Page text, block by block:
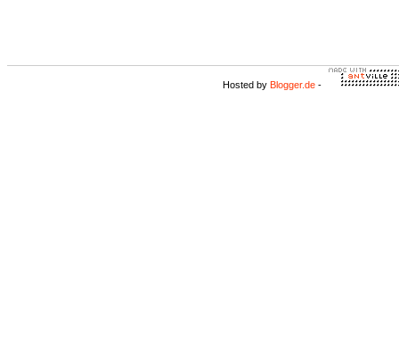
Hosted by Blogger.de -